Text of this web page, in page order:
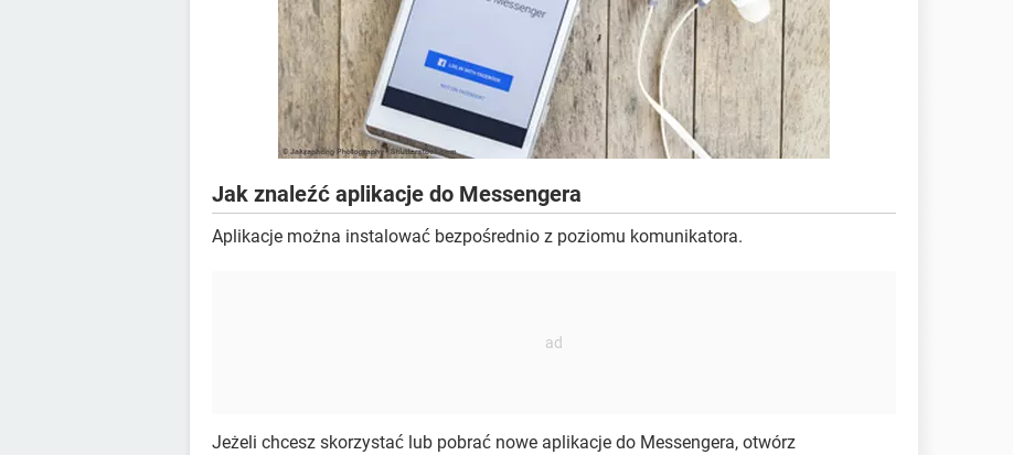
Jak znaleźć aplikacje do Messengera
Aplikacje można instalować bezpośrednio z poziomu komunikatora.
Jeżeli chcesz skorzystać lub pobrać nowe aplikacje do Messengera, otwórz